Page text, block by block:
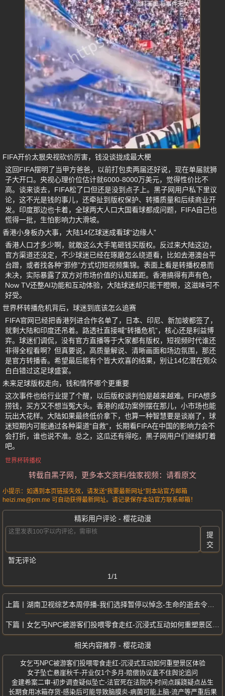
FIFA开价太狠央视砍价厉害，钱没谈拢成最大梗
这回FIFA摆明了当甲方爸爸，以前打包卖两届还好说，现在单届就狮
子大开口。央视心理价位估计就6000-8000万美元，觉得性价比不
高。谈来谈去，FIFA松了口但还是没到点子上。黑子网用户私下里议
论，这不光是钱的事儿，还牵扯到版权保护、转播质量和后续商业开
发。印度那边也卡着，全球两大人口大国看球都成问题，FIFA自己也
慌得一批，生怕影响力大滑坡。
香港小身板办大事，大陆14亿球迷成看球“边缘人”
香港人口才多少啊，就敢这么大手笔砸钱买版权。反过来大陆这边，
官方渠道还没定，不少球迷已经在琢磨怎么绕道看，比如去港澳台平
台蹭，或者找各种“邪修”方式切短视频集锦。表面上看是转播权悬而
未决，实际暴露了双方对市场价值的认知差距。香港搞得有声有色，
Now TV还整AI功能和互动体验，大陆球迷却只能干瞪眼，这滋味可不
好受。
世界杯转播危机背后，球迷到底该怎么追赛
FIFA官网已经把香港列进合作名单了，日本、印尼、新加坡都签了，
就剩大陆和印度还吊着。路透社直接喊“转播危机”，核心还是利益博
弈。球迷们调侃，没有官方直播等于大家都有版权，短视频时代谁还
非得全程看啊？但真要说，高质量解说、清晰画面和场边氛围，那还
是官方转播香。希望最后能有个皆大欢喜的结果，别让14亿潜在观众
白白错过这足球盛宴。
未来足球版权走向，钱和情怀哪个更重要
这次事件也给行业提了个醒，以后版权谈判怕是越来越难。FIFA想多
捞钱，买方又不想当冤大头。香港的成功案例摆在那儿，小市场也能
玩出大花样。大陆如果最终低价拿下，也算一种智慧要是谈崩了，球
迷短期内可能通过各种渠道“自救”，长期看FIFA在中国的影响力会不
会打折，谁也说不准。总之，这瓜还有得吃，黑子网用户们继续盯着
吧。
世界杯转播权
转载自黑子网，更多本文资料/独家视频：请看原文
小提示：如遇到本页链接失效，请发送“我要最新网址”到本站官方邮箱
heizi.me@pm.me 可自动获得最新网址。请记录保存本站官方联系邮箱！
精彩用户评论 - 樱花动漫
提
交
暂无评论
1/1
湖南卫视综艺本周停播-我们选择暂停以悼念-生命的逝去令人心碎
女乞丐NPC被游客们投喂零食走红-沉浸式互动如何重塑景区体验
相关内容推荐 - 樱花动漫
女乞丐NPC被游客们投喂零食走红-沉浸式互动如何重塑景区体验
女子坠亡悬崖秋千-开业仅1个多月-赔偿协议盖不住舆论追问
金建希案二审-初步调查疑似坠亡-法官死在法院内-时间点蹊跷疑点丛生
长期食用冰箱存货-感染后可能导致脑膜炎-病菌可能上脑-流产等严重后果